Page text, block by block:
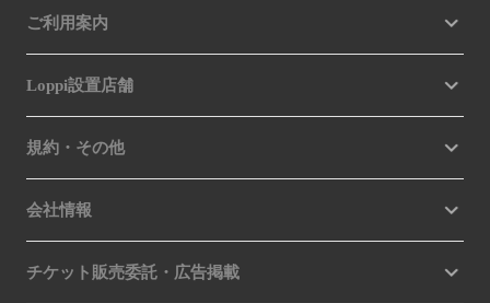
ご利用案内
Loppi設置店舗
規約・その他
会社情報
チケット販売委託・広告掲載